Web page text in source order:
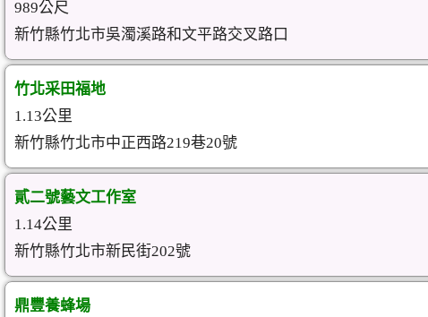
989公尺
新竹縣竹北市吳濁溪路和文平路交叉路口
竹北采田福地
1.13公里
新竹縣竹北市中正西路219巷20號
貳二號藝文工作室
1.14公里
新竹縣竹北市新民街202號
鼎豐養蜂場